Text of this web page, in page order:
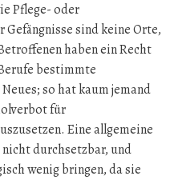
Pflege- oder
sind keine Orte,
haben ein Recht
bestimmte
so hat kaum jemand
für
Eine allgemeine
durchsetzbar, und
wenig bringen, da sie